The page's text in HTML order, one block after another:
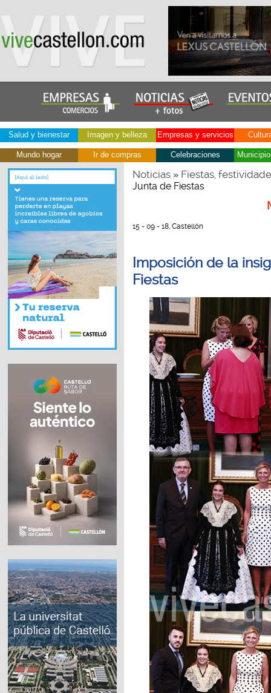
Salud y bienestar Imagen y belleza Empresas y servicios
Mundo hogar Ir de compras Celebraciones
Noticias» Fiestas,
Junta de Fiestas
15 - 09 - 18, Castellón
Imposición de la
Fiestas